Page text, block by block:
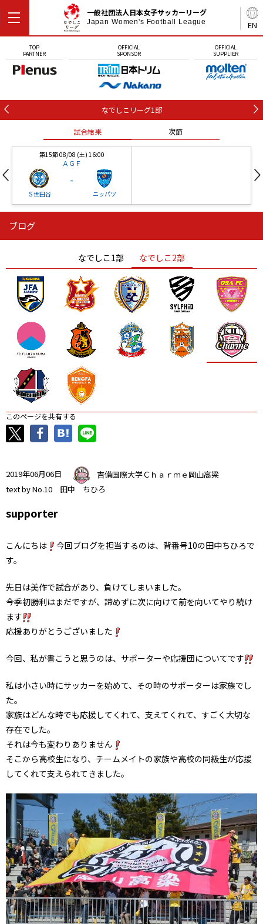
EN
一般社団法人日本女子サッカーリーグ
Japan Women's Football League
TOP
PARTNER
OFFICIAL
SPONSOR
OFFICIAL
SUPPLIER
なでしこリーグ1部
試合結果 次節
第15節 08/08 (土) 16:00
ＡＧＦ
Ｓ世田谷
-
ニッパツ
ニッパツ
ニッパツ 名古屋
石人の星
静岡 愛媛Ｌ
ブログ
なでしこ1部 なでしこ2部
このページを共有する
2019年06月06日
吉備国際大学Ｃｈａｒｍｅ岡山高梁
text by No.10 田中 ちひろ
supporter
こんにちは
今回ブログを担当するのは、背番号10の田中ちひろで
す。
先日は美作で試合があり、負けてしまいました。
今季初勝利はまだですが、諦めずに次に向けて前を向いてやり続け
ます
応援ありがとうございました
今回、私が書こうと思うのは、サポーターや応援団についてです
私は小さい時にサッカーを始めて、その時のサポーターは家族でし
た。
家族はどんな時でも応援してくれて、支えてくれて、すごく大切な
存在でした。
それは今も変わりありません
そこから高校生になり、チームメイトの家族や高校の同級生が応援
してくれて支えられてきました。